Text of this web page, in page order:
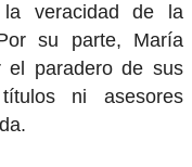
la veracidad de la
su parte, María
el paradero de sus
ni asesores